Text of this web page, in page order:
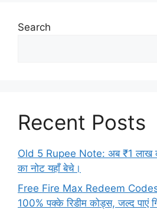
Search
Recent Posts
Old 5 Rupee Note: अब ₹1 लाख
का नोट यहाँ बेचे।
Free Fire Max Redeem
100% पक्के रिडीम कोड्स, जल्द पाएं